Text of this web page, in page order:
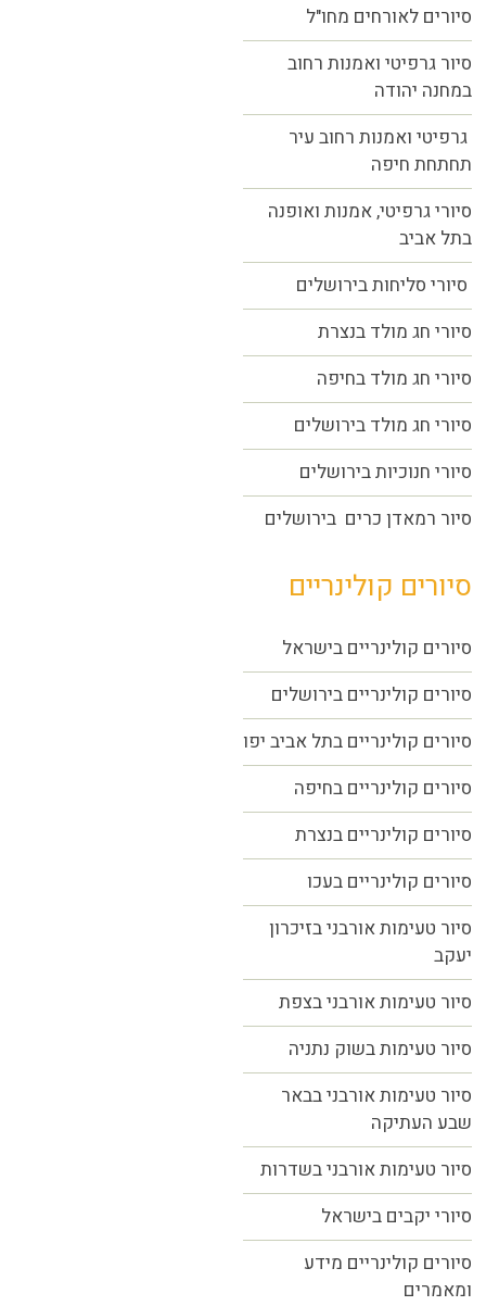
סיורים לאורחים מחו"ל
סיור גרפיטי ואמנות רחוב
במחנה יהודה
גרפיטי ואמנות רחוב עיר
תחתחת חיפה
סיורי גרפיטי, אמנות ואופנה
בתל אביב
סיורי סליחות בירושלים
סיורי חג מולד בנצרת
סיורי חג מולד בחיפה
סיורי חג מולד בירושלים
סיורי חנוכיות בירושלים
סיור רמאדן כרים בירושלים
סיורים קולינריים
סיורים קולינריים בישראל
סיורים קולינריים בירושלים
סיורים קולינריים בתל אביב יפו
סיורים קולינריים בחיפה
סיורים קולינריים בנצרת
סיורים קולינריים בעכו
סיור טעימות אורבני בזיכרון
יעקב
סיור טעימות אורבני בצפת
סיור טעימות בשוק נתניה
סיור טעימות אורבני בבאר
שבע העתיקה
סיור טעימות אורבני בשדרות
סיורי יקבים בישראל
סיורים קולינריים מידע
ומאמרים